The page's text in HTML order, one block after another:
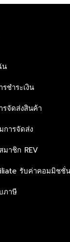
น
ชำระเงิน
รจัดส่งสินค้า
การจัดส่ง
มาชิก REV
รับค่าคอมมิชชั่น
ภาษี